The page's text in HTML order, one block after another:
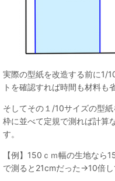
実際の型紙を改造する前に1/
トを確認すれば時間も材料も
そしてその１/10サイズの型
枠に並べて定規で測れば計算
す。
【例】150ｃｍ幅の生地なら
で測ると21cmだった→10倍し